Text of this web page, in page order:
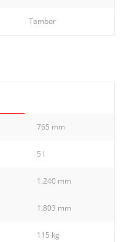
Tambor
765 mm
5 l
1.240 mm
1.803 mm
115 kg